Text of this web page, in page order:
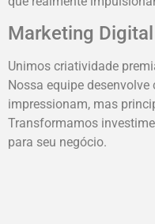
Marketing
Unimos criatividade
Nossa equipe
impressionam, mas
Transformamos
para seu negócio.